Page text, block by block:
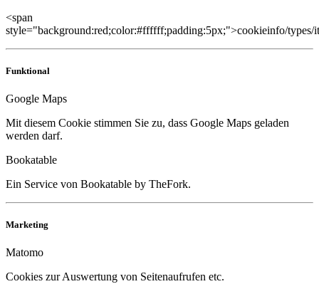
<span
style="background:red;color:#ffffff;padding:5px;">cookieinfo/types/
Funktional
Google Maps
Mit diesem Cookie stimmen Sie zu, dass Google Maps geladen
werden darf.
Bookatable
Ein Service von Bookatable by TheFork.
Marketing
Matomo
Cookies zur Auswertung von Seitenaufrufen etc.